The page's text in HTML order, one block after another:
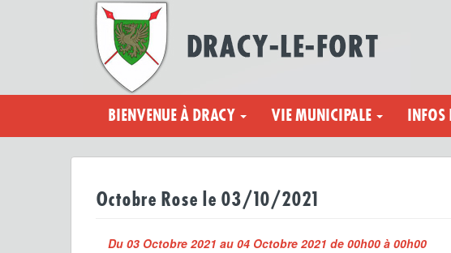
BIENVENUE À DRACY VIE MUNICIPALE
Octobre Rose le 03/10/2021
Du 03 Octobre 2021 au 04 Octobre 2021 de 00h00 à 00h00